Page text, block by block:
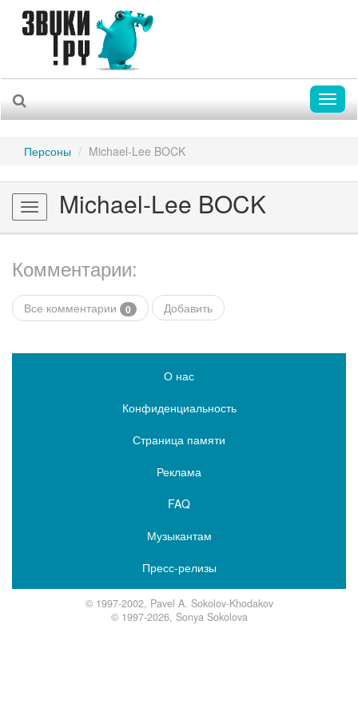
Персоны Michael-Lee BOCK
Toggle
navigation
Michael-Lee BOCK
Комментарии:
Все комментарии 0 Добавить
О нас
Конфиденциальность
Страница памяти
Реклама
FAQ
Музыкантам
Пресс-релизы
© 1997-2002, Pavel A. Sokolov-Khodakov
© 1997-2026, Sonya Sokolova